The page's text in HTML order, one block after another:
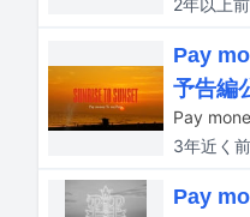
2年以上前
Pay
予告編
Pay
3年近く 前
Pay